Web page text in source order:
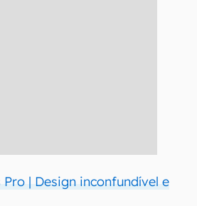
| Design inconfundível e